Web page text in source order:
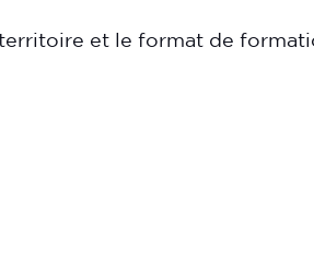
et le format de